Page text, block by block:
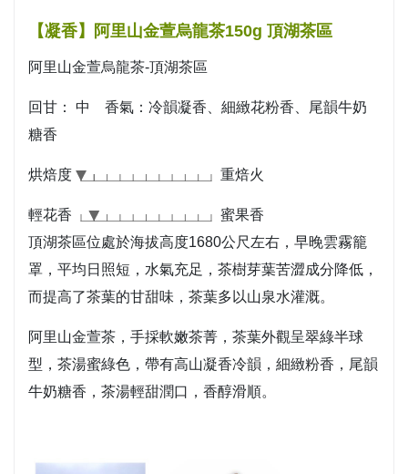
【凝香】阿里山金萱烏龍茶150g 頂湖茶區
阿里山金萱烏龍茶-頂湖茶區
回甘： 中 香氣：冷韻凝香、細緻花粉香 、尾韻牛奶
糖香
烘焙度 重焙火
輕花香
蜜果香
頂湖茶區位處於海拔高度1680公尺左右，早晚雲霧籠
罩，平均日照短， 水氣充足， 茶樹芽葉苦澀成分降低，
而提高了茶葉的甘甜味，茶葉多以山泉水灌溉。
阿里山金萱茶，手採軟嫩茶菁，茶葉外觀呈翠綠半球
型，茶湯蜜綠色，帶有高山凝香冷韻，細緻粉香，尾韻
牛奶糖香，茶湯輕甜潤口，香醇滑順。